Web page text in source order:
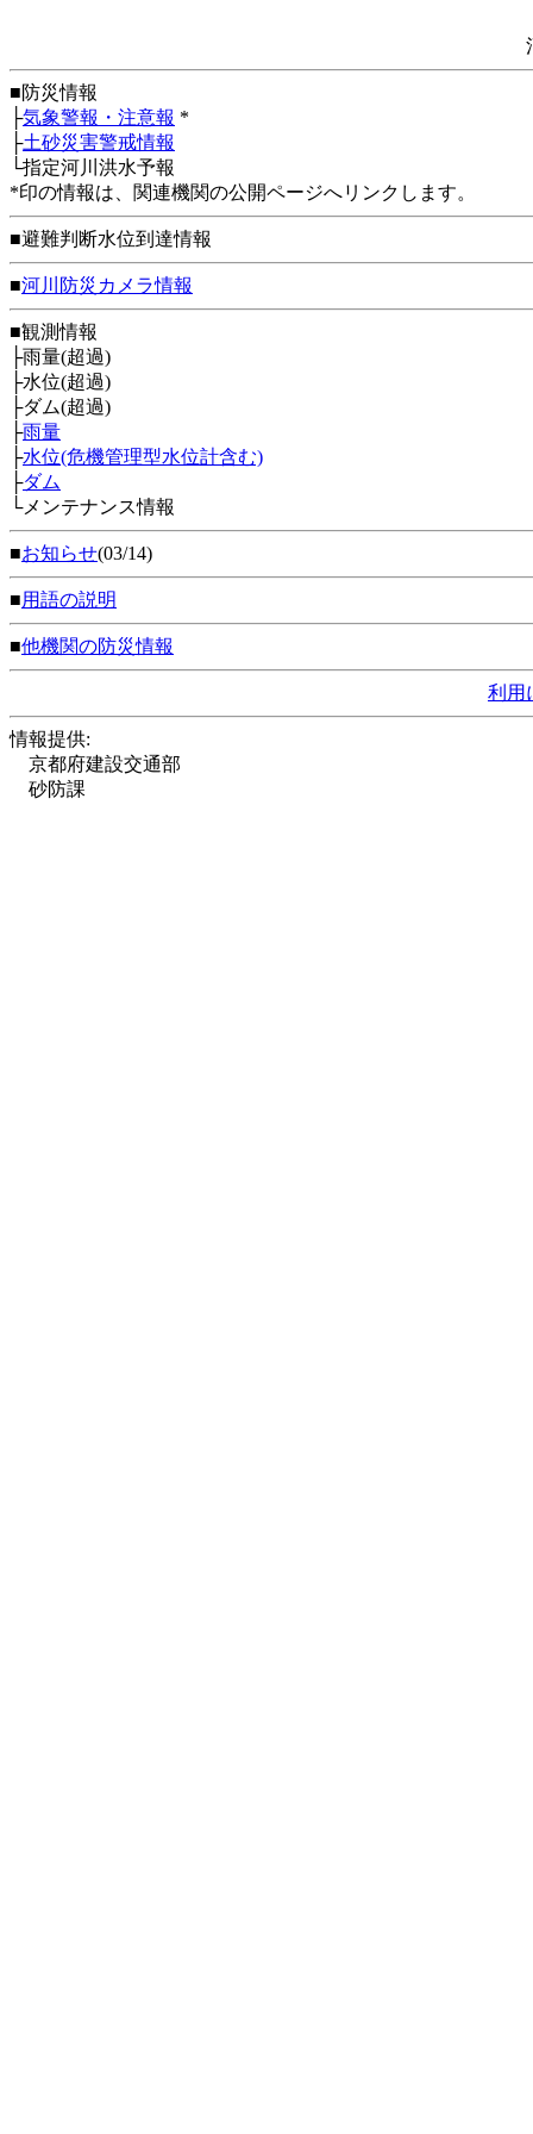
■防災情報
├気象警報・注意報 *
├土砂災害警戒情報
└指定河川洪水予報
*印の情報は、関連機関の公開ページへリンクします。
■避難判断水位到達情報
■河川防災カメラ情報
■観測情報
├雨量(超過)
├水位(超過)
├ダム(超過)
├雨量
├水位(危機管理型水位計含む)
├ダム
└メンテナンス情報
■お知らせ(03/14)
■用語の説明
■他機関の防災情報
利用
情報提供:
京都府建設交通部
砂防課